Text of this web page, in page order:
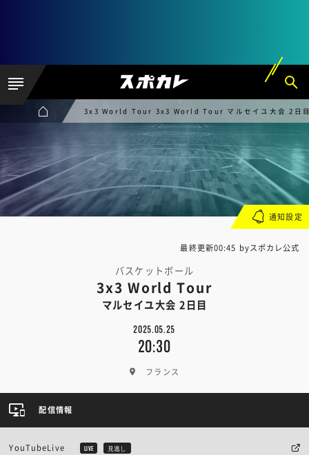
3x3 World Tour 3x3 World Tour マルセイユ大会 2日
最終更新00:45 byスポカレ公式
バスケットボール
3x3 World Tour
マルセイユ大会 2日目
2025.05.25
20:30
フランス
通知設定
配信情報
YouTubeLive LIVE 見逃し